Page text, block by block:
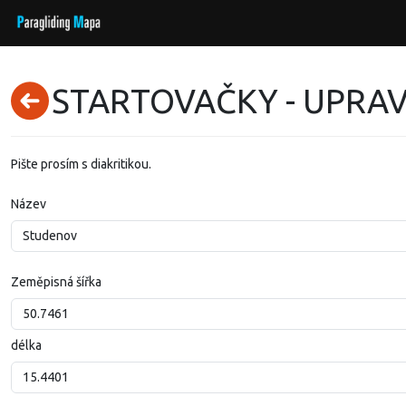
STARTOVAČKY -
Pište prosím s diakritikou.
Název
Zeměpisná šířka
délka